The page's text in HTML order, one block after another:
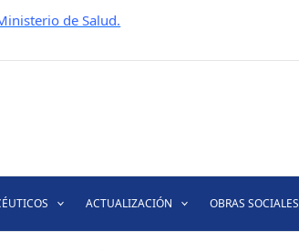
de Salud.
ACTUALIZACIÓN OBRAS SOCIALES